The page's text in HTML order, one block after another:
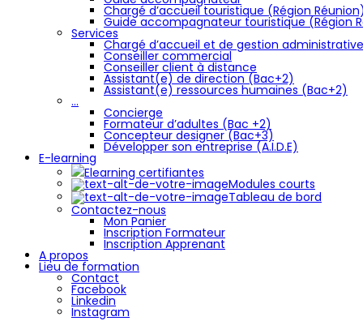
Chargé d’accueil touristique (Région Réunion)
Guide accompagnateur touristique (Région
Services
Chargé d’accueil et de gestion administrative
Conseiller commercial
Conseiller client à distance
Assistant(e) de direction (Bac+2)
Assistant(e) ressources humaines (Bac+2)
…
Concierge
Formateur d’adultes (Bac +2)
Concepteur designer (Bac+3)
Développer son entreprise (A.I.D.E)
E-learning
Elearning certifiantes
Modules courts
Tableau de bord
Contactez-nous
Mon Panier
Inscription Formateur
Inscription Apprenant
A propos
Lieu de formation
Contact
Facebook
Linkedin
Instagram